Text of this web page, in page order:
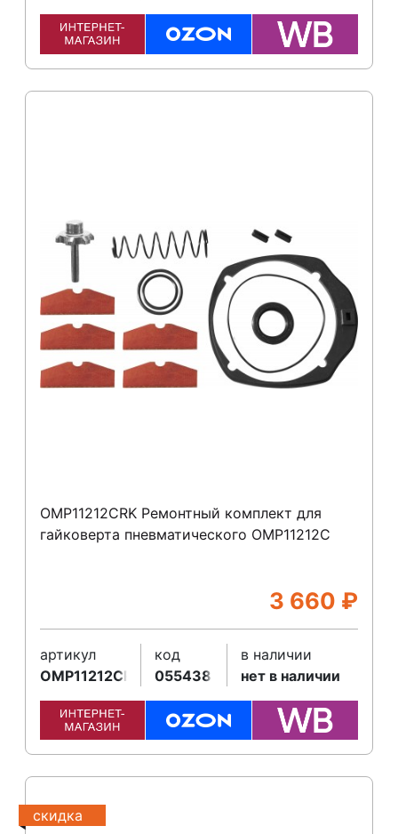
OMP11212CRK Ремонтный комплект для
гайковерта пневматического OMP11212C
3 660 ₽
артикул
OMP11212CRK
код
055438
в наличии
нет в наличии
скидка